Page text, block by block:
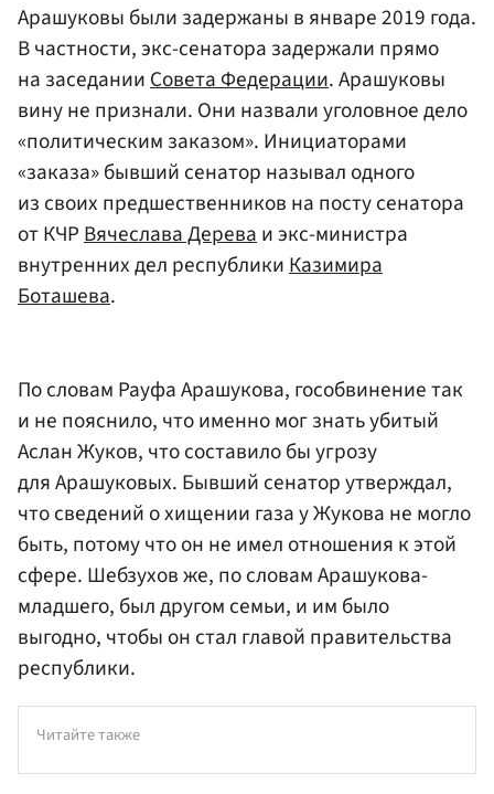
Арашуковы были задержаны в январе 2019 года.
В частности, экс-сенатора задержали прямо
на заседанииСовета Федерации. Арашуковы
вину не признали. Они назвали уголовное дело
«политическим заказом». Инициаторами
«заказа» бывший сенатор называл одного
из своих предшественников на посту сенатора
от КЧРВячеслава Дереваи экс-министра
внутренних дел республикиКазимира
Боташева.
По словам Рауфа Арашукова, гособвинение так
и не пояснило, что именно мог знать убитый
Аслан Жуков, что составило бы угрозу
для Арашуковых. Бывший сенатор утверждал,
что сведений о хищении газа у Жукова не могло
быть, потому что он не имел отношения к этой
сфере. Шебзухов же, по словам Арашукова-
младшего, был другом семьи, и им было
выгодно, чтобы он стал главой правительства
республики.
Читайте также